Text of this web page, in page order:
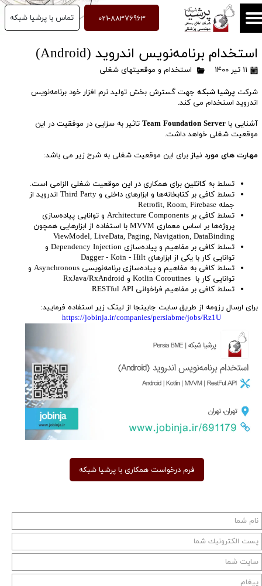
تماس با پرشیا شبکه 021-88376963
استخدام برنامه‌نویس اندروید (Android)
۱۱ تیر ۱۴۰۰ استخدام و موقعیتهای شغلی
شرکت پرشیا شبکه جهت گسترش بخش تولید نرم افزار خود برنامه‌نویس
اندروید استخدام می کند.
آشنایی باTeam Foundation Server تاثیر به سزایی در موفقیت در این
موقعیت شغلی خواهد داشت.
مهارت های مورد نیاز برای این موقعیت شغلی به شرح زیر می باشد:
تسلط بهکاتلینبرای همکاری در این موقعیت شغلی الزامی است.
تسلط کافی بر کتابخانه‌ها و ابزارهای داخلی و Third Party اندروید از
جمله Retrofit, Room, Firebase
تسلط کافی بر Architecture Components و توانایی پیاده‌سازی
پروژه‌ها بر اساس معماری MVVM با استفاده از ابزارهایی همچون
ViewModel, LiveData, Paging, Navigation, DataBinding
تسلط کافی بر مفاهیم و پیاده‌سازی Dependency Injection و
توانایی کار با یکی از ابزارهای Dagger - Koin - Hilt
تسلط کافی به مفاهیم و پیاده‌سازی برنامه‌نویسی Asynchronous و
توانایی کار با Kotlin Coroutines و RxJava/RxAndroid
تسلط کافی بر مفاهیم فراخوانی RESTful API
برای ارسال رزومه از طریق سایت جابینجا از لینک زیر استفاده فرمایید:
https://jobinja.ir/companies/persiabme/jobs/Rz1U
فرم درخواست همکاری با پرشیا شبکه